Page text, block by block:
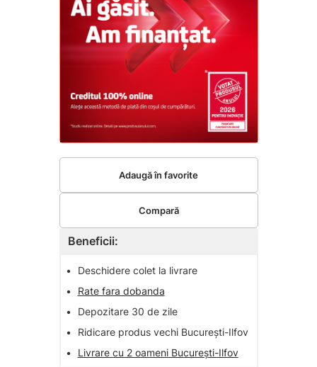
Beneficii:
•
Deschidere colet la livrare
•
Rate fara dobanda
•
Depozitare 30 de zile
•
Ridicare produs vechi București-Ilfov
•
Livrare cu 2 oameni București-Ilfov
Adaugă în favorite
Compară